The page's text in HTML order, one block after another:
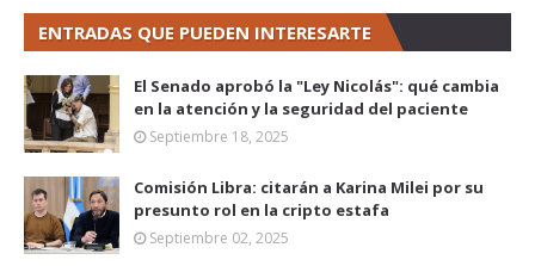
ENTRADAS QUE PUEDEN INTERESARTE
El Senado aprobó la "Ley Nicolás": qué cambia
en la atención y la seguridad del paciente
Septiembre 18, 2025
Comisión Libra: citarán a Karina Milei por su
presunto rol en la cripto estafa
Septiembre 02, 2025